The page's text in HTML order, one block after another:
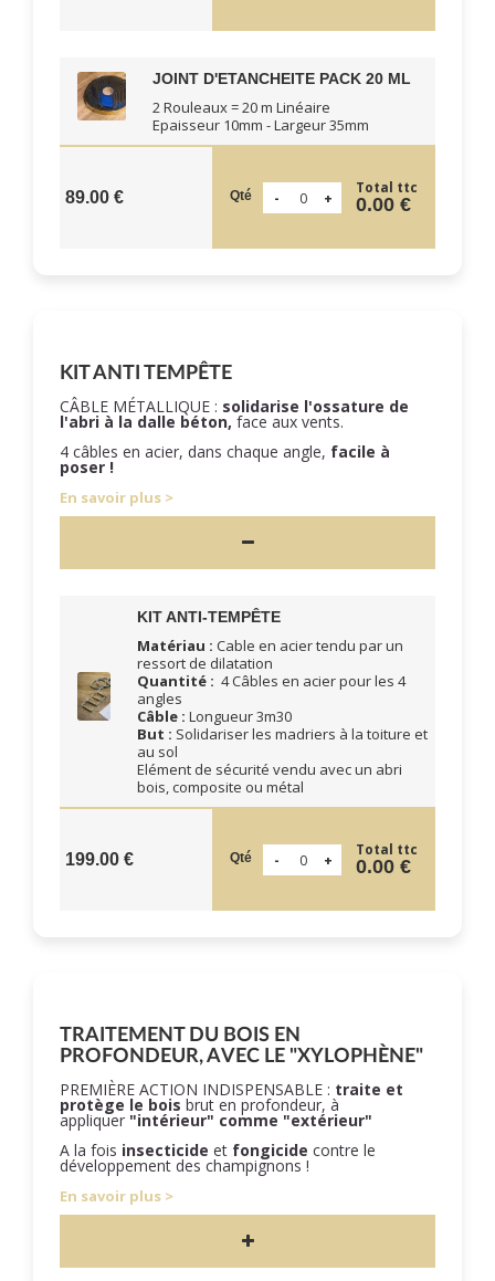
JOINT D'ETANCHEITE PACK 20 ML
2 Rouleaux = 20 m Linéaire
Epaisseur 10mm - Largeur 35mm
89.00 € Qté Total ttc
0.00 €
KIT ANTI TEMPÊTE
CÂBLE MÉTALLIQUE : solidarise l'ossature de
l'abri à la dalle béton, face aux vents.
4 câbles en acier, dans chaque angle, facile à
poser !
En savoir plus
KIT ANTI-TEMPÊTE
Matériau : Cable en acier tendu par un
ressort de dilatation
Quantité : 4 Câbles en acier pour les 4
angles
Câble : Longueur 3m30
But : Solidariser les madriers à la toiture et
au sol
Elément de sécurité vendu avec un abri
bois, composite ou métal
199.00 € Qté Total ttc
0.00 €
TRAITEMENT DU BOIS EN
PROFONDEUR, AVEC LE "XYLOPHÈNE"
PREMIÈRE ACTION INDISPENSABLE : traite et
protège le bois brut en profondeur, à
appliquer "intérieur" comme "extérieur"
A la fois insecticide et fongicide contre le
développement des champignons !
En savoir plus